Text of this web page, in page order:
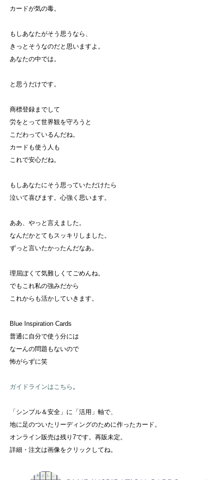
カードが気の毒。
もしあなたがそう思うなら、
きっとそうなのだと思いますよ。
あなたの中では。
と思うだけです。
商標登録までして
労をとって世界観を守ろうと
こだわっているんだね。
カードも使う人も
これで安心だね。
もしあなたにそう思っていただけたら
泣いて喜びます。心強く思います。
ああ、やっと言えました。
なんだかとてもスッキリしました。
ずっと言いたかったんだなあ。
理屈ぽくて気難しくてごめんね。
でもこれ私の強みだから
これからも活かしていきます。
Blue Inspiration Cards
普通に自分で使う分には
なーんの問題もないので
怖がらずに笑
ガイドラインはこちら 。
「シンプル＆安全」に「活用」軸で、
地に足のついたリーディングのために作ったカード。
オンライン販売は残り7です。再販未定。
詳細・注文は画像をクリックしてね。